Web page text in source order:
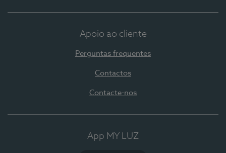
Apoio ao cliente
Perguntas frequentes
Contactos
Contacte-nos
App MY LUZ